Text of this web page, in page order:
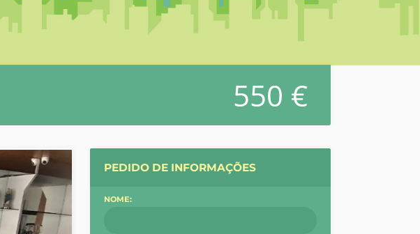
550 €
PEDIDO DE INFORMAÇÕES
NOME: